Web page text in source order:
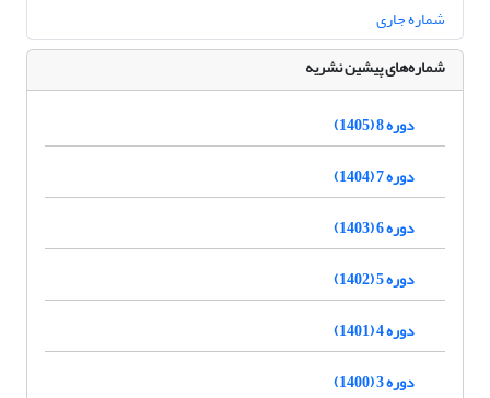
شماره جاری
شماره‌های پیشین نشریه
دوره 8 (1405)
دوره 7 (1404)
دوره 6 (1403)
دوره 5 (1402)
دوره 4 (1401)
دوره 3 (1400)